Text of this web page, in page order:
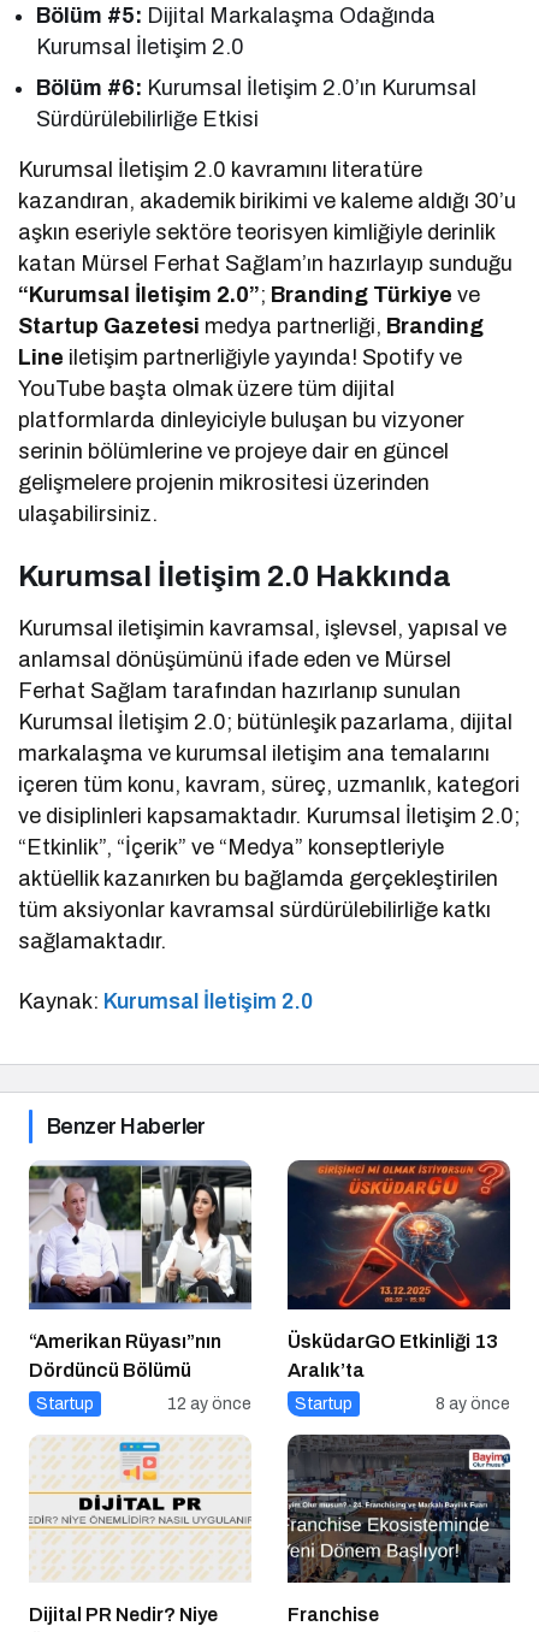
Bölüm #5: Dijital Markalaşma Odağında
Kurumsal İletişim 2.0
Bölüm #6: Kurumsal İletişim 2.0’ın Kurumsal
Sürdürülebilirliğe Etkisi
Kurumsal İletişim 2.0 kavramını literatüre
kazandıran, akademik birikimi ve kaleme aldığı 30’u
aşkın eseriyle sektöre teorisyen kimliğiyle derinlik
katan Mürsel Ferhat Sağlam’ın hazırlayıp sunduğu
“Kurumsal İletişim 2.0”; Branding Türkiyeve
Startup Gazetesi medya partnerliği, Branding
Line iletişim partnerliğiyle yayında! Spotify ve
YouTube başta olmak üzere tüm dijital
platformlarda dinleyiciyle buluşan bu vizyoner
serinin bölümlerine ve projeye dair en güncel
gelişmelere projenin mikrositesi üzerinden
ulaşabilirsiniz.
Kurumsal İletişim 2.0 Hakkında
Kurumsal iletişimin kavramsal, işlevsel, yapısal ve
anlamsal dönüşümünü ifade eden ve Mürsel
Ferhat Sağlam tarafından hazırlanıp sunulan
Kurumsal İletişim 2.0; bütünleşik pazarlama, dijital
markalaşma ve kurumsal iletişim ana temalarını
içeren tüm konu, kavram, süreç, uzmanlık, kategori
ve disiplinleri kapsamaktadır. Kurumsal İletişim 2.0;
“Etkinlik”, “İçerik” ve “Medya” konseptleriyle
aktüellik kazanırken bu bağlamda gerçekleştirilen
tüm aksiyonlar kavramsal sürdürülebilirliğe katkı
sağlamaktadır.
Kaynak: Kurumsal İletişim 2.0
Benzer Haberler
“Amerikan Rüyası”nın
Dördüncü Bölümü
Startup 12 ay önce
ÜsküdarGO Etkinliği 13
Aralık’ta
Startup 8 ay önce
Dijital PR Nedir? Niye
Franchise